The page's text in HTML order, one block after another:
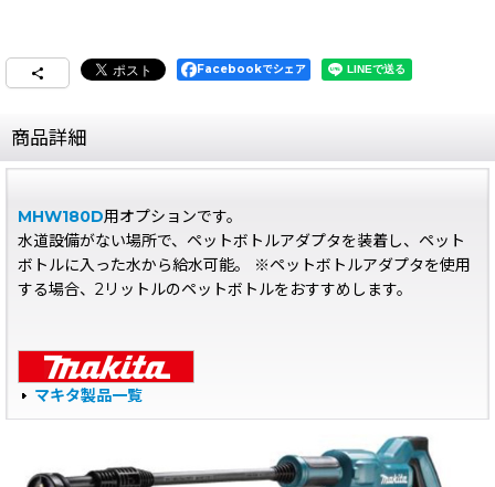
Facebookでシェア
商品詳細
MHW180D用オプションです。
水道設備がない場所で、ペットボトルアダプタを装着し、ペット
ボトルに入った水から給水可能。 ※ペットボトルアダプタを使用
する場合、2リットルのペットボトルをおすすめします。
マキタ製品一覧